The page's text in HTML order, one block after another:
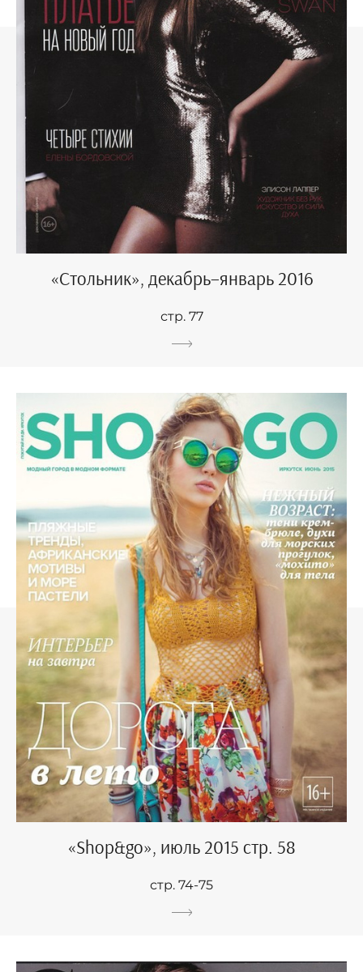
«Стольник», декабрь–январь 2016
стр. 77
«Shop&go», июль 2015 стр. 58
стр. 74-75